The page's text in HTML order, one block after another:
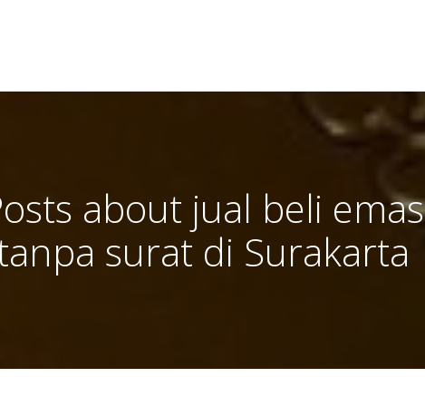
about jual beli emas
surat di Surakarta